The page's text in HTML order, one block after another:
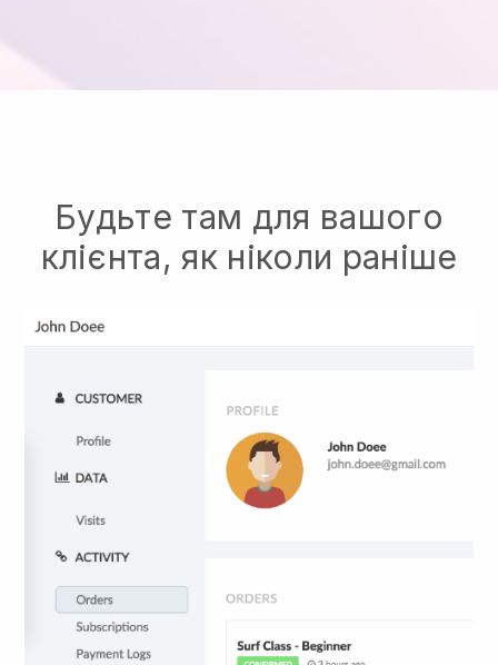
Будьте там для вашого
клієнта, як ніколи раніше